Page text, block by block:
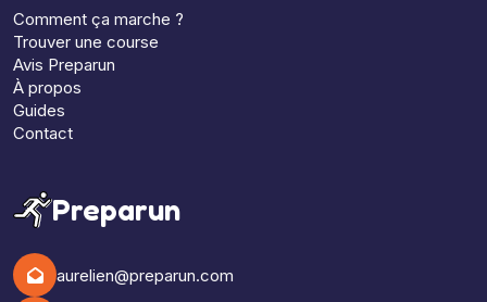
Comment ça marche ?
Trouver une course
Avis Preparun
À propos
Guides
Contact
Preparun
aurelien@preparun.com